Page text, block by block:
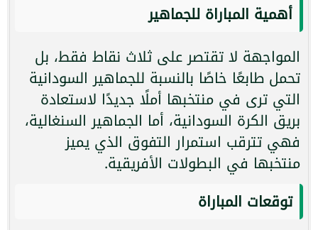
أهمية المباراة للجماهير
المواجهة لا تقتصر على ثلاث نقاط فقط، بل
تحمل طابعًا خاصًا بالنسبة للجماهير السودانية
التي ترى في منتخبها أملًا جديدًا لاستعادة
بريق الكرة السودانية، أما الجماهير السنغالية،
فهي تترقب استمرار التفوق الذي يميز
منتخبها في البطولات الأفريقية.
توقعات المباراة